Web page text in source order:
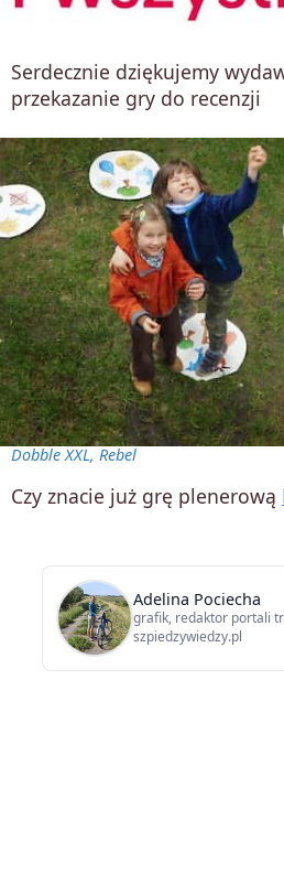
Serdecznie dziękujemy
przekazanie gry do recenzji
Dobble XXL, Rebel
Czy znacie już grę plenerową
Adelina Pociecha
grafik, redaktor portali
szpiedzywiedzy.pl